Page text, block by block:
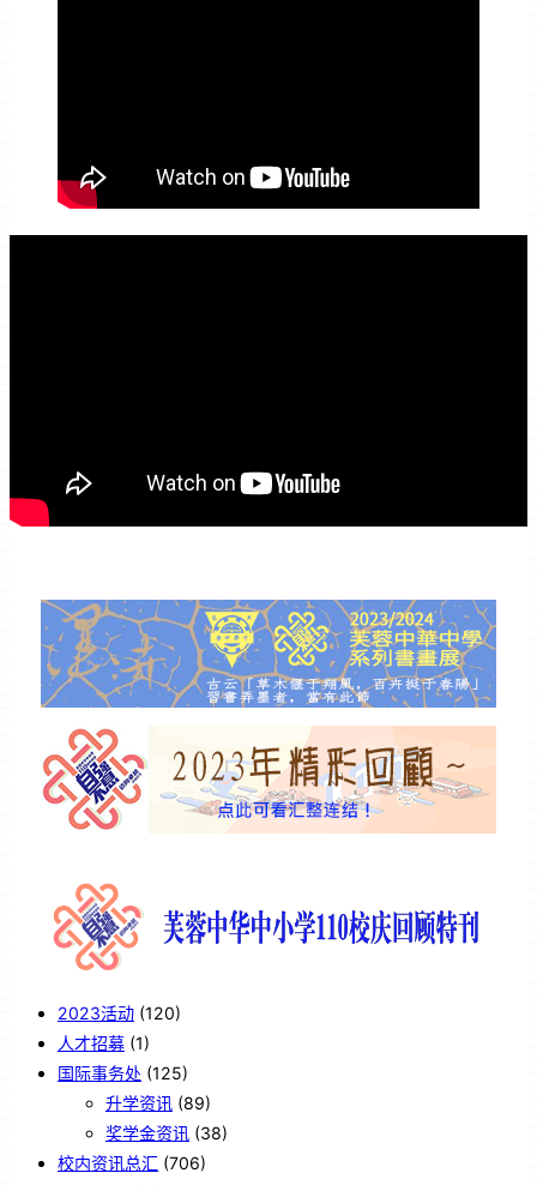
2023活动 (120)
人才招募 (1)
国际事务处 (125)
升学资讯 (89)
奖学金资讯 (38)
校内资讯总汇 (706)